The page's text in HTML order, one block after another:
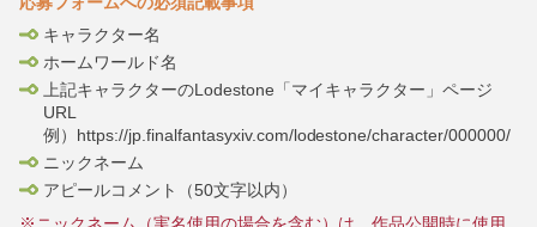
キャラクター名
ホームワールド名
上記キャラクターのLodestone「マイキャラクター」ページ
URL
例）https://jp.finalfantasyxiv.com/lodestone/character/000000/
ニックネーム
アピールコメント（50文字以内）